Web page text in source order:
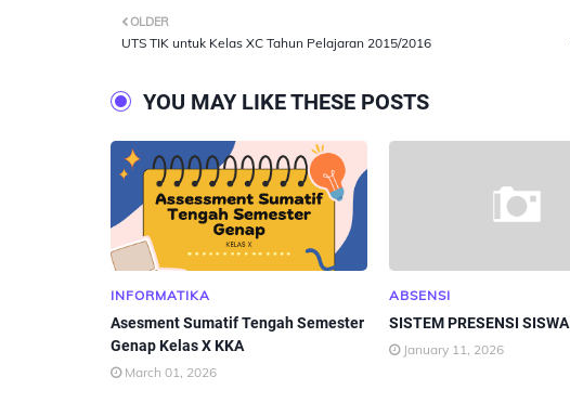
OLDER
UTS TIK untuk Kelas XC Tahun Pelajaran 2015/2016
YOU MAY LIKE THESE POSTS
INFORMATIKA
Asesment Sumatif Tengah Semester
Genap Kelas X KKA
March 01, 2026
ABSENSI
SISTEM PRESENSI SISWA
January 11, 2026